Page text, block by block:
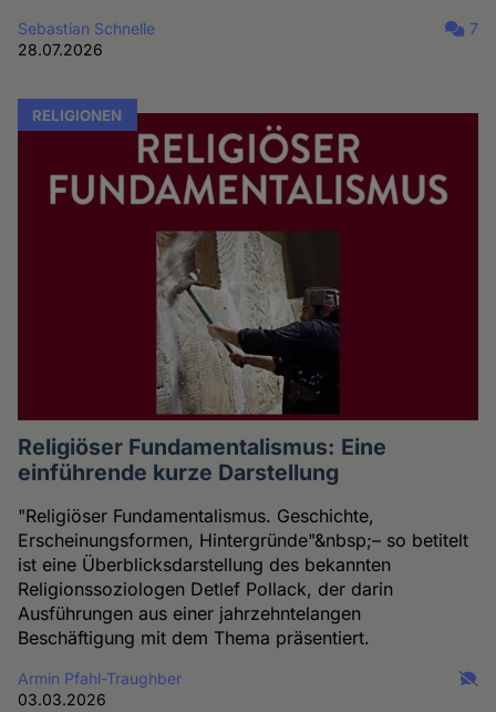
Sebastian Schnelle
28.07.2026
7
RELIGIONEN
Religiöser Fundamentalismus: Eine
einführende kurze Darstellung
"Religiöser Fundamentalismus. Geschichte,
Erscheinungsformen, Hintergründe"&nbsp;– so betitelt
ist eine Überblicksdarstellung des bekannten
Religionssoziologen Detlef Pollack, der darin
Ausführungen aus einer jahrzehntelangen
Beschäftigung mit dem Thema präsentiert.
Armin Pfahl-Traughber
03.03.2026